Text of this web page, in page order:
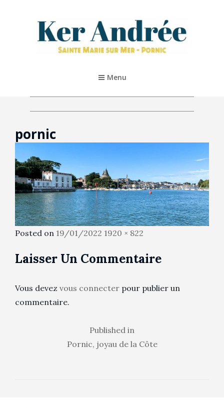
Menu
pornic
Posted on Posted
19/01/2022 Full
1920 × 822
Laisser Un Commentaire
Vous devez vous connecter pour publier un
commentaire.
Published in
Pornic, joyau de la Côte